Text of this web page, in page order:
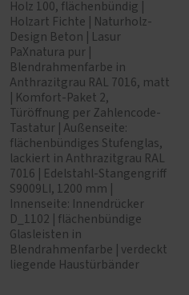
Holz 100, flächenbündig |
Holzart Fichte | Naturholz-
Design Beton | Lasur
PaXnatura pur |
Blendrahmenfarbe in
Anthrazitgrau RAL 7016, matt
| Komfort-Paket 2,
Türöffnung per Zahlencode-
Tastatur | Außenseite:
flächenbündiges Stufenglas,
lackiert in Anthrazitgrau RAL
7016 | Edelstahl-Stangengriff
S9009LI, 1200 mm |
Innenseite: Innendrücker
D_1102 | flächenbündige
Glasleisten in
Blendrahmenfarbe | verdeckt
liegende Haustürbänder